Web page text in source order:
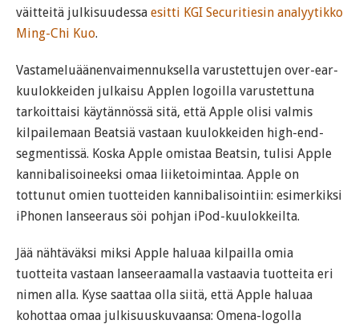
väitteitä julkisuudessa esitti KGI Securitiesin analyytikko
Ming-Chi Kuo.
Vastameluäänenvaimennuksella varustettujen over-ear-
kuulokkeiden julkaisu Applen logoilla varustettuna
tarkoittaisi käytännössä sitä, että Apple olisi valmis
kilpailemaan Beatsiä vastaan kuulokkeiden high-end-
segmentissä. Koska Apple omistaa Beatsin, tulisi Apple
kannibalisoineeksi omaa liiketoimintaa. Apple on
tottunut omien tuotteiden kannibalisointiin: esimerkiksi
iPhonen lanseeraus söi pohjan iPod-kuulokkeilta.
Jää nähtäväksi miksi Apple haluaa kilpailla omia
tuotteita vastaan lanseeraamalla vastaavia tuotteita eri
nimen alla. Kyse saattaa olla siitä, että Apple haluaa
kohottaa omaa julkisuuskuvaansa: Omena-logolla